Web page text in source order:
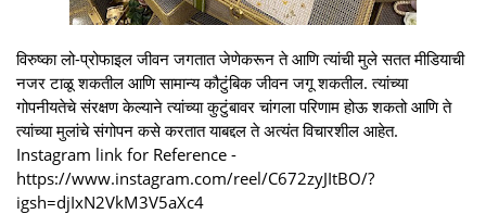
विरुष्का लो-प्रोफाइल जीवन जगतात जेणेकरून ते आणि त्यांची मुले सतत मीडियाची
नजर टाळू शकतील आणि सामान्य कौटुंबिक जीवन जगू शकतील. त्यांच्या
गोपनीयतेचे संरक्षण केल्याने त्यांच्या कुटुंबावर चांगला परिणाम होऊ शकतो आणि ते
त्यांच्या मुलांचे संगोपन कसे करतात याबद्दल ते अत्यंत विचारशील आहेत.
Instagram link for Reference -
https://www.instagram.com/reel/C672zyJItBO/?
igsh=djIxN2VkM3V5aXc4